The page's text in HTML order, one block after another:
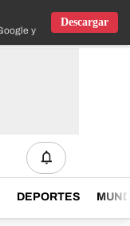
y IOS
Descargar
DEPORTES